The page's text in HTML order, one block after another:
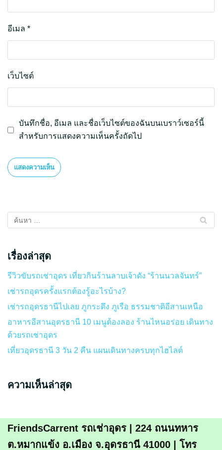
อีเมล *
เว็บไซต์
บันทึกชื่อ, อีเมล และชื่อเว็บไซต์ของฉันบนเบราว์เซอร์นี้
สำหรับการแสดงความเห็นครั้งถัดไป
เรื่องล่าสุด
รีวิวขับรถเช่าอุดร เที่ยวกินร้านลาบเจ้าดัง “ร้านนวลจันทร์”
เช่ารถอุดรครั้งแรกต้องรู้อะไรบ้าง?
เช่ารถอุดรธานีไปเลย ภูกระดึง ภูเรือ ธรรมชาติอีสานเหนือ
อาหารอีสานอุดรธานี 10 เมนูต้องลอง ร้านไหนอร่อย เดินทาง
ด้วยรถเช่าอุดร
เที่ยวอุดรธานี 3 วัน 2 คืน แผนเดินทางครบทุกไฮไลต์
ความเห็นล่าสุด
FriendsCarrent รถเช่าอุดร | 224 ถนนทหาร
ต.หมากแข้ง อ.เมือง จ.อุดรธานี 41000 | โทร